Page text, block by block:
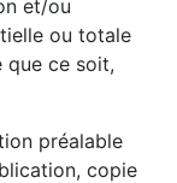
et/ou
ou totale
que ce soit,
préalable
copie